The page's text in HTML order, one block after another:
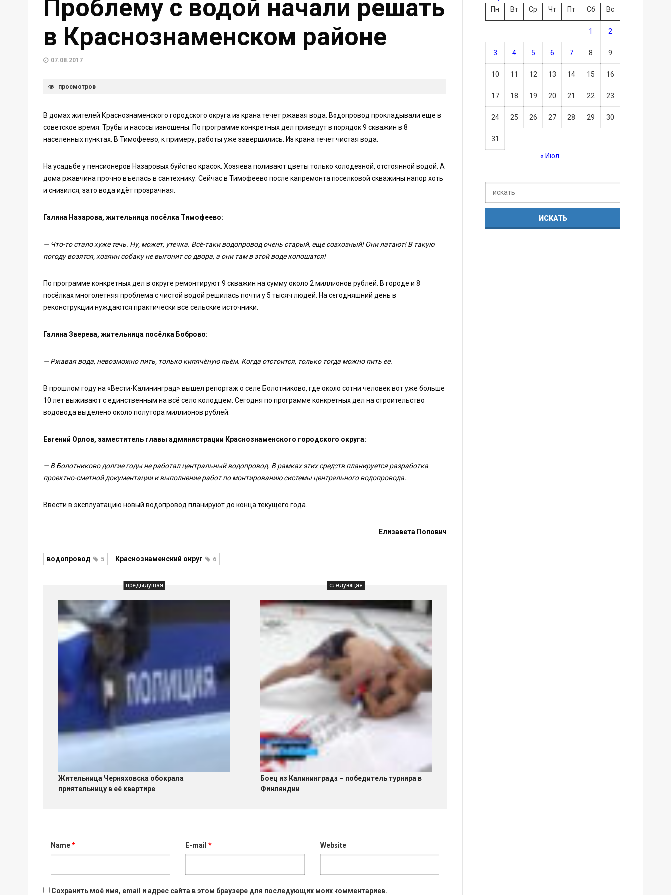
Проблему с водой начали решать
в Краснознаменском районе
07.08.2017
просмотров
В домах жителей Краснознаменского городского округа из крана течет ржавая вода. Водопровод прокладывали еще в
советское время. Трубы и насосы изношены. По программе конкретных дел приведут в порядок 9 скважин в 8
населенных пунктах. В Тимофеево, к примеру, работы уже завершились. Из крана течет чистая вода.
На усадьбе у пенсионеров Назаровых буйство красок. Хозяева поливают цветы только колодезной, отстоянной водой. А
дома ржавчина прочно въелась в сантехнику. Сейчас в Тимофеево после капремонта поселковой скважины напор хоть
и снизился, зато вода идёт прозрачная.
Галина Назарова, жительница посёлка Тимофеево:
— Что-то стало хуже течь. Ну, может, утечка. Всё-таки водопровод очень старый, еще совхозный! Они латают! В такую
погоду возятся, хозяин собаку не выгонит со двора, а они там в этой воде копошатся!
По программе конкретных дел в округе ремонтируют 9 скважин на сумму около 2 миллионов рублей. В городе и 8
посёлках многолетняя проблема с чистой водой решилась почти у 5 тысяч людей. На сегодняшний день в
реконструкции нуждаются практически все сельские источники.
Галина Зверева, жительница посёлка Боброво:
— Ржавая вода, невозможно пить, только кипячёную пьём. Когда отстоится, только тогда можно пить ее.
В прошлом году на «Вести-Калининград» вышел репортаж о селе Болотниково, где около сотни человек вот уже больше
10 лет выживают с единственным на всё село колодцем. Сегодня по программе конкретных дел на строительство
водовода выделено около полутора миллионов рублей.
Евгений Орлов, заместитель главы администрации Краснознаменского городского округа:
— В Болотниково долгие годы не работал центральный водопровод. В рамках этих средств планируется разработка
проектно-сметной документации и выполнение работ по монтированию системы центрального водопровода.
Ввести в эксплуатацию новый водопровод планируют до конца текущего года.
Елизавета Попович
водопровод 5 Краснознаменский округ 6
предыдущая
Жительница Черняховска обокрала
приятельницу в её квартире
следующая
Боец из Калининграда – победитель турнира в
Финляндии
Name* E-mail* Website
Сохранить моё имя, email и адрес сайта в этом браузере для последующих моих комментариев.
Пн
Вт Ср Чт Пт Сб Вс
1 2
3 4 5 6 7 8 9
10 11 12 13 14 15 16
17 18 19 20 21 22 23
24 25 26 27 28 29 30
31
« Июл